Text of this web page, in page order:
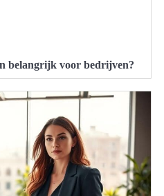
belangrijk voor bedrijven?